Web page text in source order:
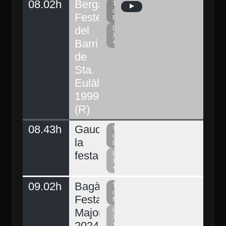
08.02h
Berga,
Festes
del
Barri
de
Sta.
Eulàlia
1999
(R)
Televisió
del
Berguedà
La
Xarxa
+
08.43h
Gaudeix
la
festa
Televisió
del
Berguedà
La
Xarxa
+
09.02h
Bagà,
Festa
Major
Televisió
del
Berguedà
La
Xarxa
+